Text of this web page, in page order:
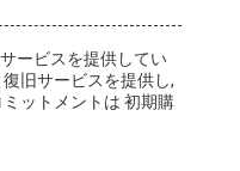
ービスを提供してい
旧サービスを提供し,
ットメントは 初期購